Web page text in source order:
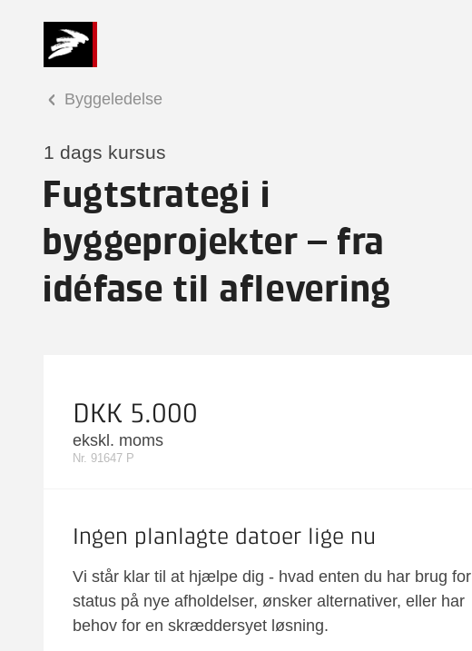
Byggeledelse
1 dags kursus
Fugtstrategi i
byggeprojekter – fra
idéfase til aflevering
DKK 5.000
ekskl. moms
Nr. 91647 P
Ingen planlagte datoer lige nu
Vi står klar til at hjælpe dig - hvad enten du har brug for
status på nye afholdelser, ønsker alternativer, eller har
behov for en skræddersyet løsning.